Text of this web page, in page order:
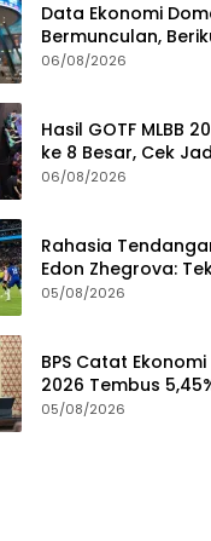
Data Ekonomi
Bermunculan,
IHSG Hari Ini, Kamis
06/08/2026
Hasil GOTF MLBB
ke 8 Besar, Cek
Tanding ONIC dan
06/08/2026
Rahasia
Edon Zhegrova:
yang Bungkam
05/08/2026
BPS Catat
2026 Tembus
Lebih Cepat dari
05/08/2026